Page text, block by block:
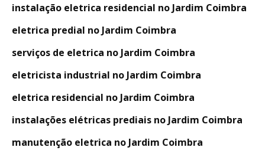
instalação eletrica residencial no Jardim Coimbra
eletrica predial no Jardim Coimbra
serviços de eletrica no Jardim Coimbra
eletricista industrial no Jardim Coimbra
eletrica residencial no Jardim Coimbra
instalações elétricas prediais no Jardim Coimbra
manutenção eletrica no Jardim Coimbra